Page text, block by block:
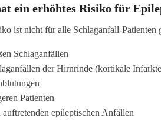
ein erhöhtes Risiko für
ist nicht für alle Schlaganfall-Patienten
Schlaganfällen
der Hirnrinde (kortikale
Patienten
auftretenden epileptischen Anfällen